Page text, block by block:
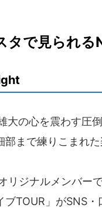
タで見られ
大の心を震わす圧
部まで練りこまれ
リジナルメンバー
ブTOUR」がSNS